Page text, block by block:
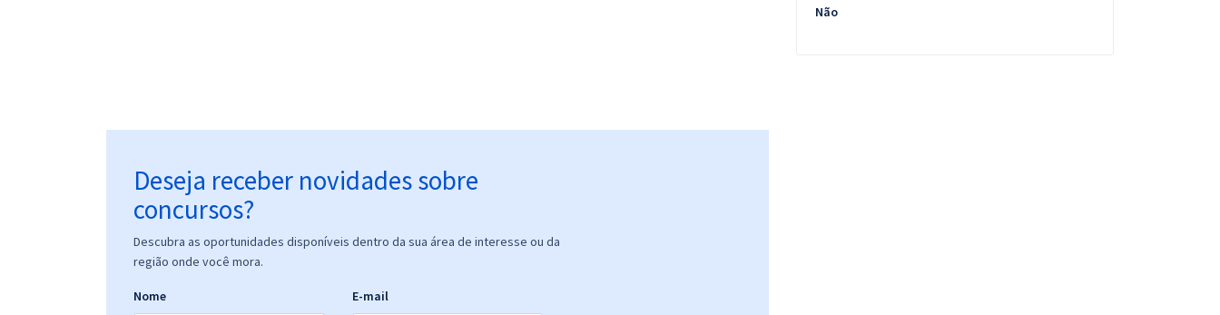
Deseja receber novidades sobre
concursos?
Descubra as oportunidades disponíveis dentro da sua área de interesse ou da
região onde você mora.
Nome E-mail
Não